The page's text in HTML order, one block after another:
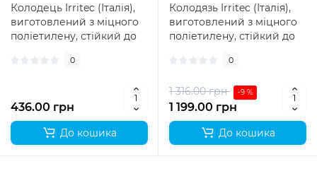
Колодець Irritec (Італія),
виготовлений з міцного
поліетилену, стійкий до
0
436.00 грн
До кошика
Колодязь Irritec (Італія),
виготовлений з міцного
поліетилену, стійкий до
0
1 316.00 грн -9 %
1 199.00 грн
До кошика